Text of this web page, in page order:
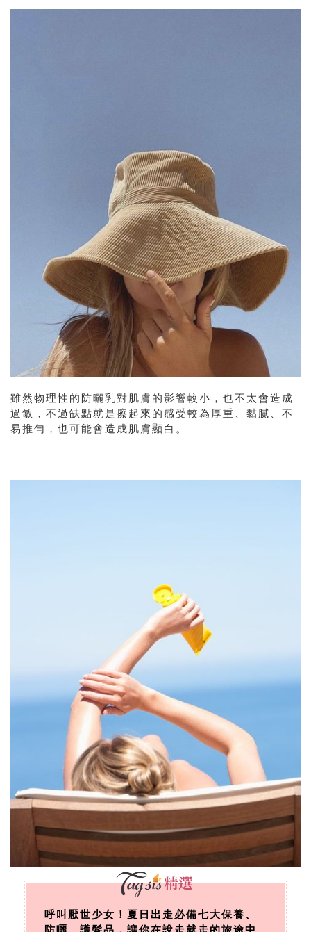
雖然物理性的防曬乳對肌膚的影響較小，也不太會造成
過敏，不過缺點就是擦起來的感受較為厚重、黏膩、不
易推勻，也可能會造成肌膚顯白。
呼叫厭世少女！夏日出走必備七大保養、